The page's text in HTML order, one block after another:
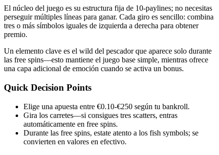
El núcleo del juego es su estructura fija de 10‑paylines; no necesitas
perseguir múltiples líneas para ganar. Cada giro es sencillo: combina
tres o más símbolos iguales de izquierda a derecha para obtener
premio.
Un elemento clave es el wild del pescador que aparece solo durante
las free spins—esto mantiene el juego base simple, mientras ofrece
una capa adicional de emoción cuando se activa un bonus.
Quick Decision Points
Elige una apuesta entre €0.10‑€250 según tu bankroll.
Gira los carretes—si consigues tres scatters, entras
automáticamente en free spins.
Durante las free spins, estate atento a los fish symbols; se
convierten en valores en efectivo.